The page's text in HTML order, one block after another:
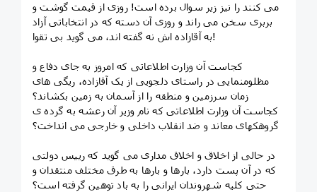
می کنند را نیز زیر سوال برده است! روزی از قیمت گوشت و
بربری سخن می راند و روزی آن دسته که در انتخاباتی آزاد
به آقازاده اش نه گفته اند، می گوید بی تقوا!
کجاست آن وزارت اطلاعاتی که امروز به جای دفاع و
مظلومنمایی در راستای دلجویی از یک آقازاده، ریگی های
زمان سرزمین و منطقه را از آسمان به زمین بکشاند؟
کجاست آن وزارت اطلاعاتی که نام وزیر آن رعشه به گرده ی
گروهکهای معاند و ضد انقلاب داخلی و خارجی می انداخت؟
در حالی از اخلاق و اخلاق مداری می گوید که رییس دولتی
که در آن پست دارد، بارها و بارها به طرق مختلف منتقدان و
حتی کلیه شهروندان ایرانی را به باد توهین گرفته است؟